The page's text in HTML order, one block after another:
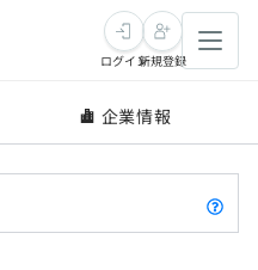
ログイン新規登録
企業情報